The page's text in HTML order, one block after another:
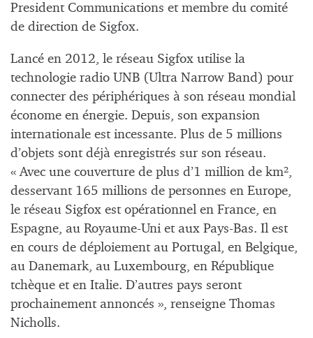
President Communications et membre du comité
de direction de Sigfox.
Lancé en 2012, le réseau Sigfox utilise la
technologie radio UNB (Ultra Narrow Band) pour
connecter des périphériques à son réseau mondial
économe en énergie. Depuis, son expansion
internationale est incessante. Plus de 5 millions
d’objets sont déjà enregistrés sur son réseau.
« Avec une couverture de plus d’1 million de km²,
desservant 165 millions de personnes en Europe,
le réseau Sigfox est opérationnel en France, en
Espagne, au Royaume-Uni et aux Pays-Bas. Il est
en cours de déploiement au Portugal, en Belgique,
au Danemark, au Luxembourg, en République
tchèque et en Italie. D’autres pays seront
prochainement annoncés », renseigne Thomas
Nicholls.